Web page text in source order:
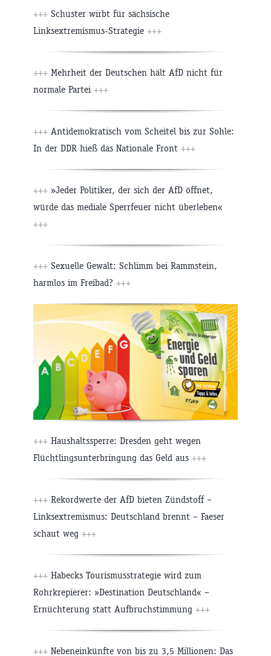
+++ Schuster wirbt für sächsische
Linksextremismus-Strategie +++
+++ Mehrheit der Deutschen hält AfD nicht für
normale Partei +++
+++ Antidemokratisch vom Scheitel bis zur Sohle:
In der DDR hieß das Nationale Front +++
+++ »Jeder Politiker, der sich der AfD öffnet,
würde das mediale Sperrfeuer nicht überleben«
+++
+++ Sexuelle Gewalt: Schlimm bei Rammstein,
harmlos im Freibad? +++
+++ Haushaltssperre: Dresden geht wegen
Flüchtlingsunterbringung das Geld aus +++
+++ Rekordwerte der AfD bieten Zündstoff –
Linksextremismus: Deutschland brennt – Faeser
schaut weg +++
+++ Habecks Tourismusstrategie wird zum
Rohrkrepierer: »Destination Deutschland« –
Ernüchterung statt Aufbruchstimmung +++
+++ Nebeneinkünfte von bis zu 3,5 Millionen: Das